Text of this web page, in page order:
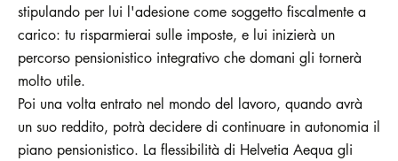
stipulando per lui l'adesione come soggetto fiscalmente a
carico: tu risparmierai sulle imposte, e lui inizierà un
percorso pensionistico integrativo che domani gli tornerà
molto utile.
Poi una volta entrato nel mondo del lavoro, quando avrà
un suo reddito, potrà decidere di continuare in autonomia il
piano pensionistico. La flessibilità di Helvetia Aequa gli